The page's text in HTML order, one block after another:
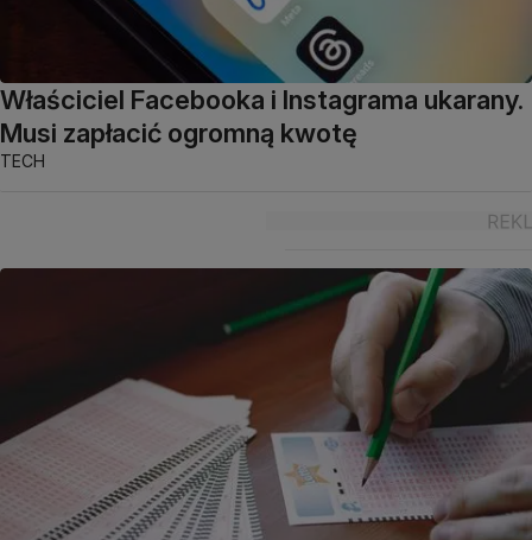
Właściciel Facebooka i Instagrama ukarany.
Musi zapłacić ogromną kwotę
TECH